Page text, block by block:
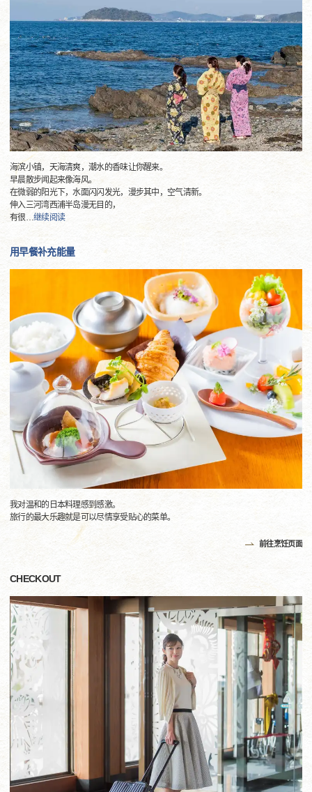
海滨小镇，天海清爽，潮水的香味让你醒来。
早晨散步闻起来像海风。
在微弱的阳光下，水面闪闪发光，漫步其中，空气清新。
伸入三河湾西浦半岛漫无目的，
有很…继续阅读
用早餐补充能量
我对温和的日本料理感到感激。
旅行的最大乐趣就是可以尽情享受贴心的菜单。
前往烹饪页面
CHECKOUT